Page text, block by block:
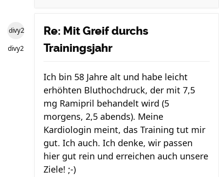
divy2
divy2
Re: Mit Greif durchs
Trainingsjahr
Ich bin 58 Jahre alt und habe leicht
erhöhten Bluthochdruck, der mit 7,5
mg Ramipril behandelt wird (5
morgens, 2,5 abends). Meine
Kardiologin meint, das Training tut mir
gut. Ich auch. Ich denke, wir passen
hier gut rein und erreichen auch unsere
Ziele! ;-)